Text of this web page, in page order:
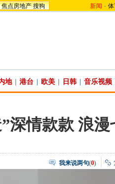
焦点房地产 搜狗 新闻 -
地 港台 欧美 日韩 音乐视频
深情款款 浪
我来说两句(0)